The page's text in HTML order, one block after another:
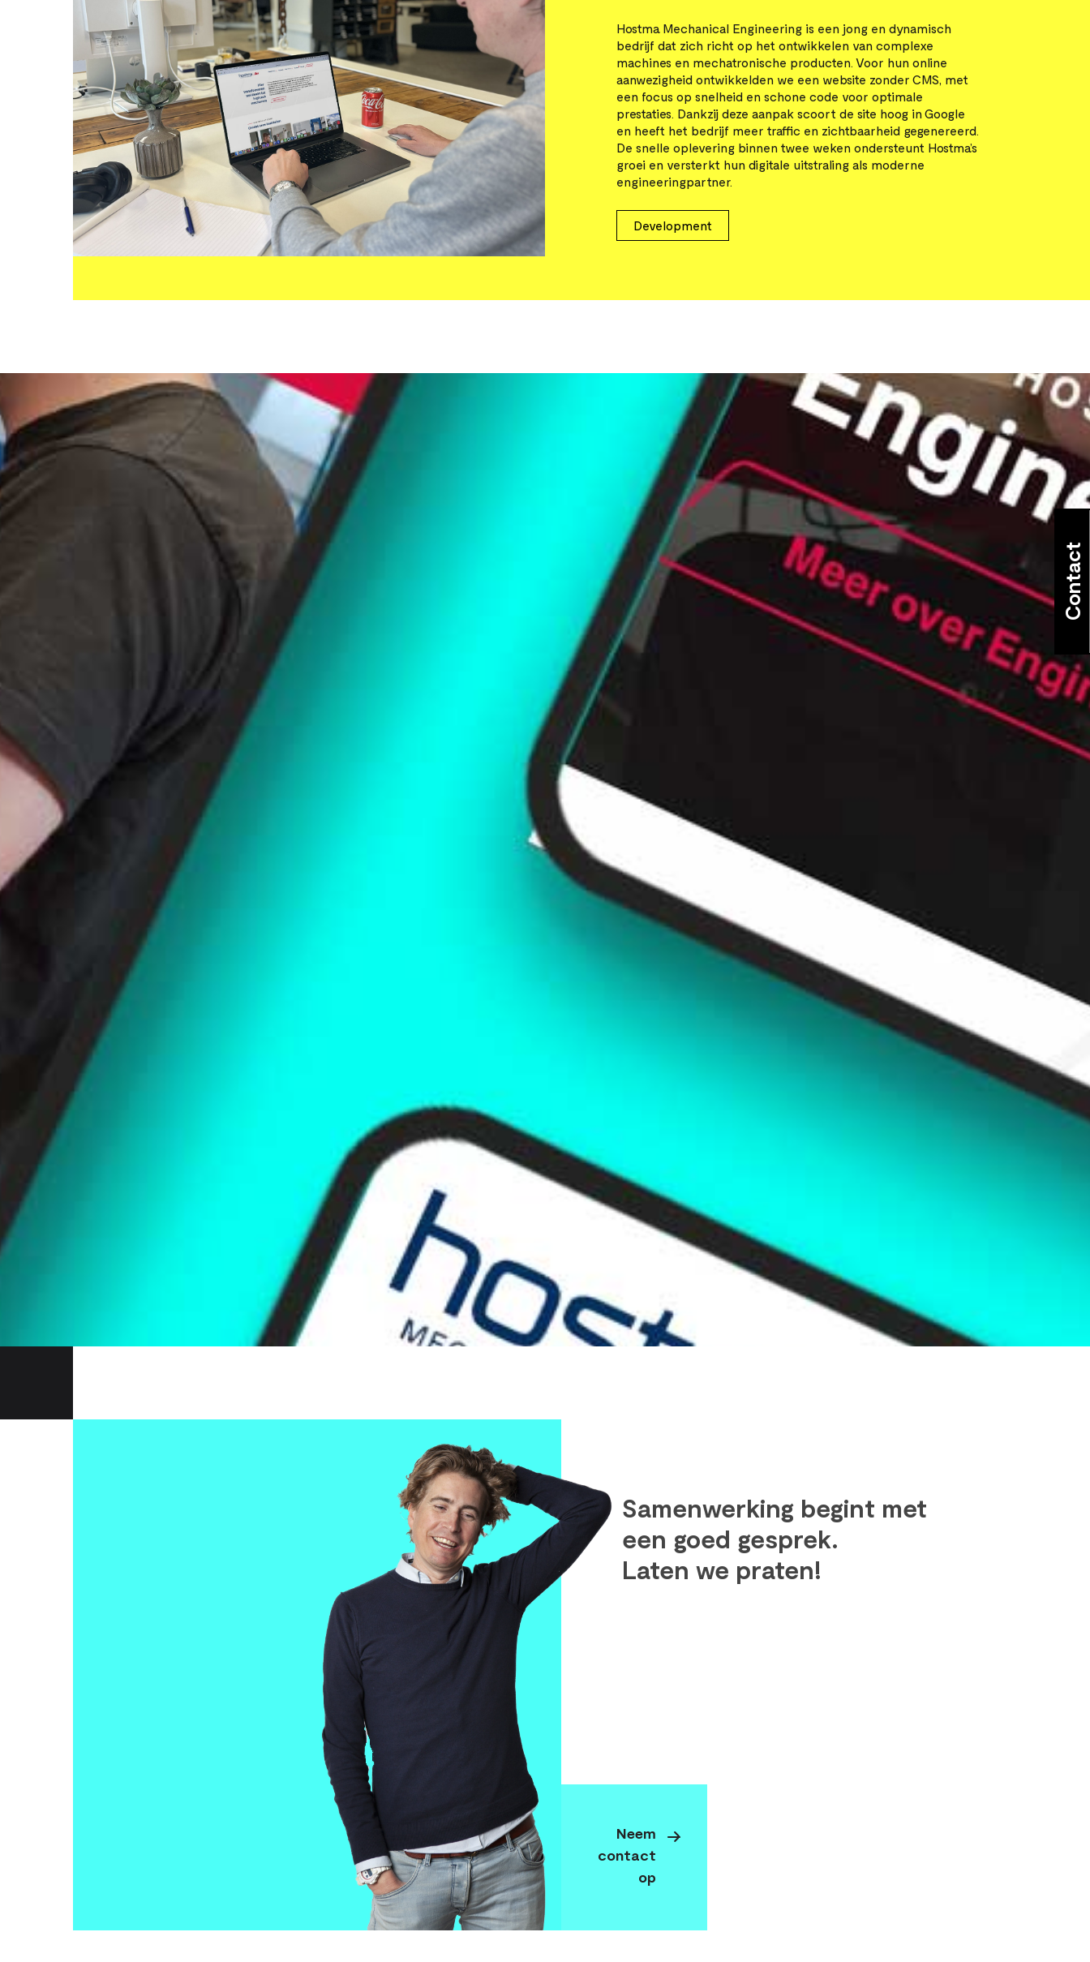
Contact
Hostma Mechanical Engineering is een jong en dynamisch
bedrijf dat zich richt op het ontwikkelen van complexe
machines en mechatronische producten. Voor hun online
aanwezigheid ontwikkelden we een website zonder CMS, met
een focus op snelheid en schone code voor optimale
prestaties. Dankzij deze aanpak scoort de site hoog in Google
en heeft het bedrijf meer traffic en zichtbaarheid gegenereerd.
De snelle oplevering binnen twee weken ondersteunt Hostma’s
groei en versterkt hun digitale uitstraling als moderne
engineeringpartner.
Development
Neem
contact
op
Samenwerking begint met
een goed gesprek.
Laten we praten!